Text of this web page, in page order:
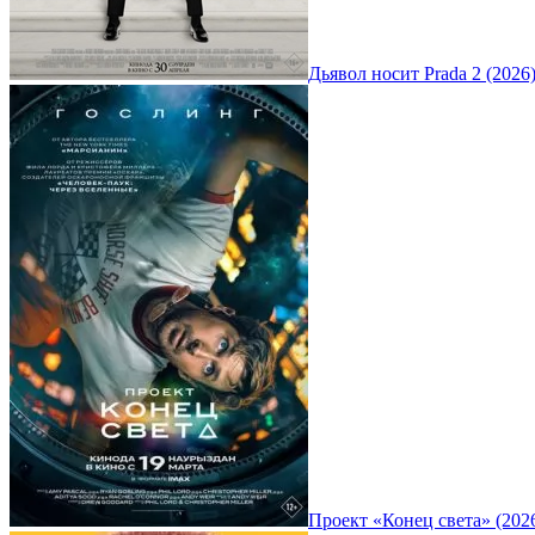
Дьявол носит Prada 2 (2026)
Проект «Конец света»